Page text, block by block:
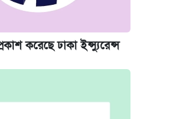
করেছে ঢাকা ইন্স্যুরেন্স